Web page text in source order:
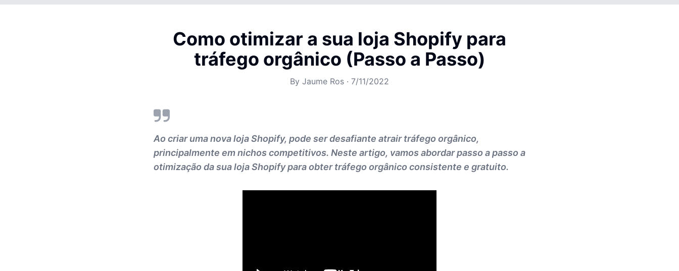
Como otimizar a sua loja Shopify para
tráfego orgânico (Passo a Passo)
By Jaume Ros · 7/11/2022
Ao criar uma nova loja Shopify, pode ser desafiante atrair tráfego orgânico,
principalmente em nichos competitivos. Neste artigo, vamos abordar passo a passo a
otimização da sua loja Shopify para obter tráfego orgânico consistente e gratuito.